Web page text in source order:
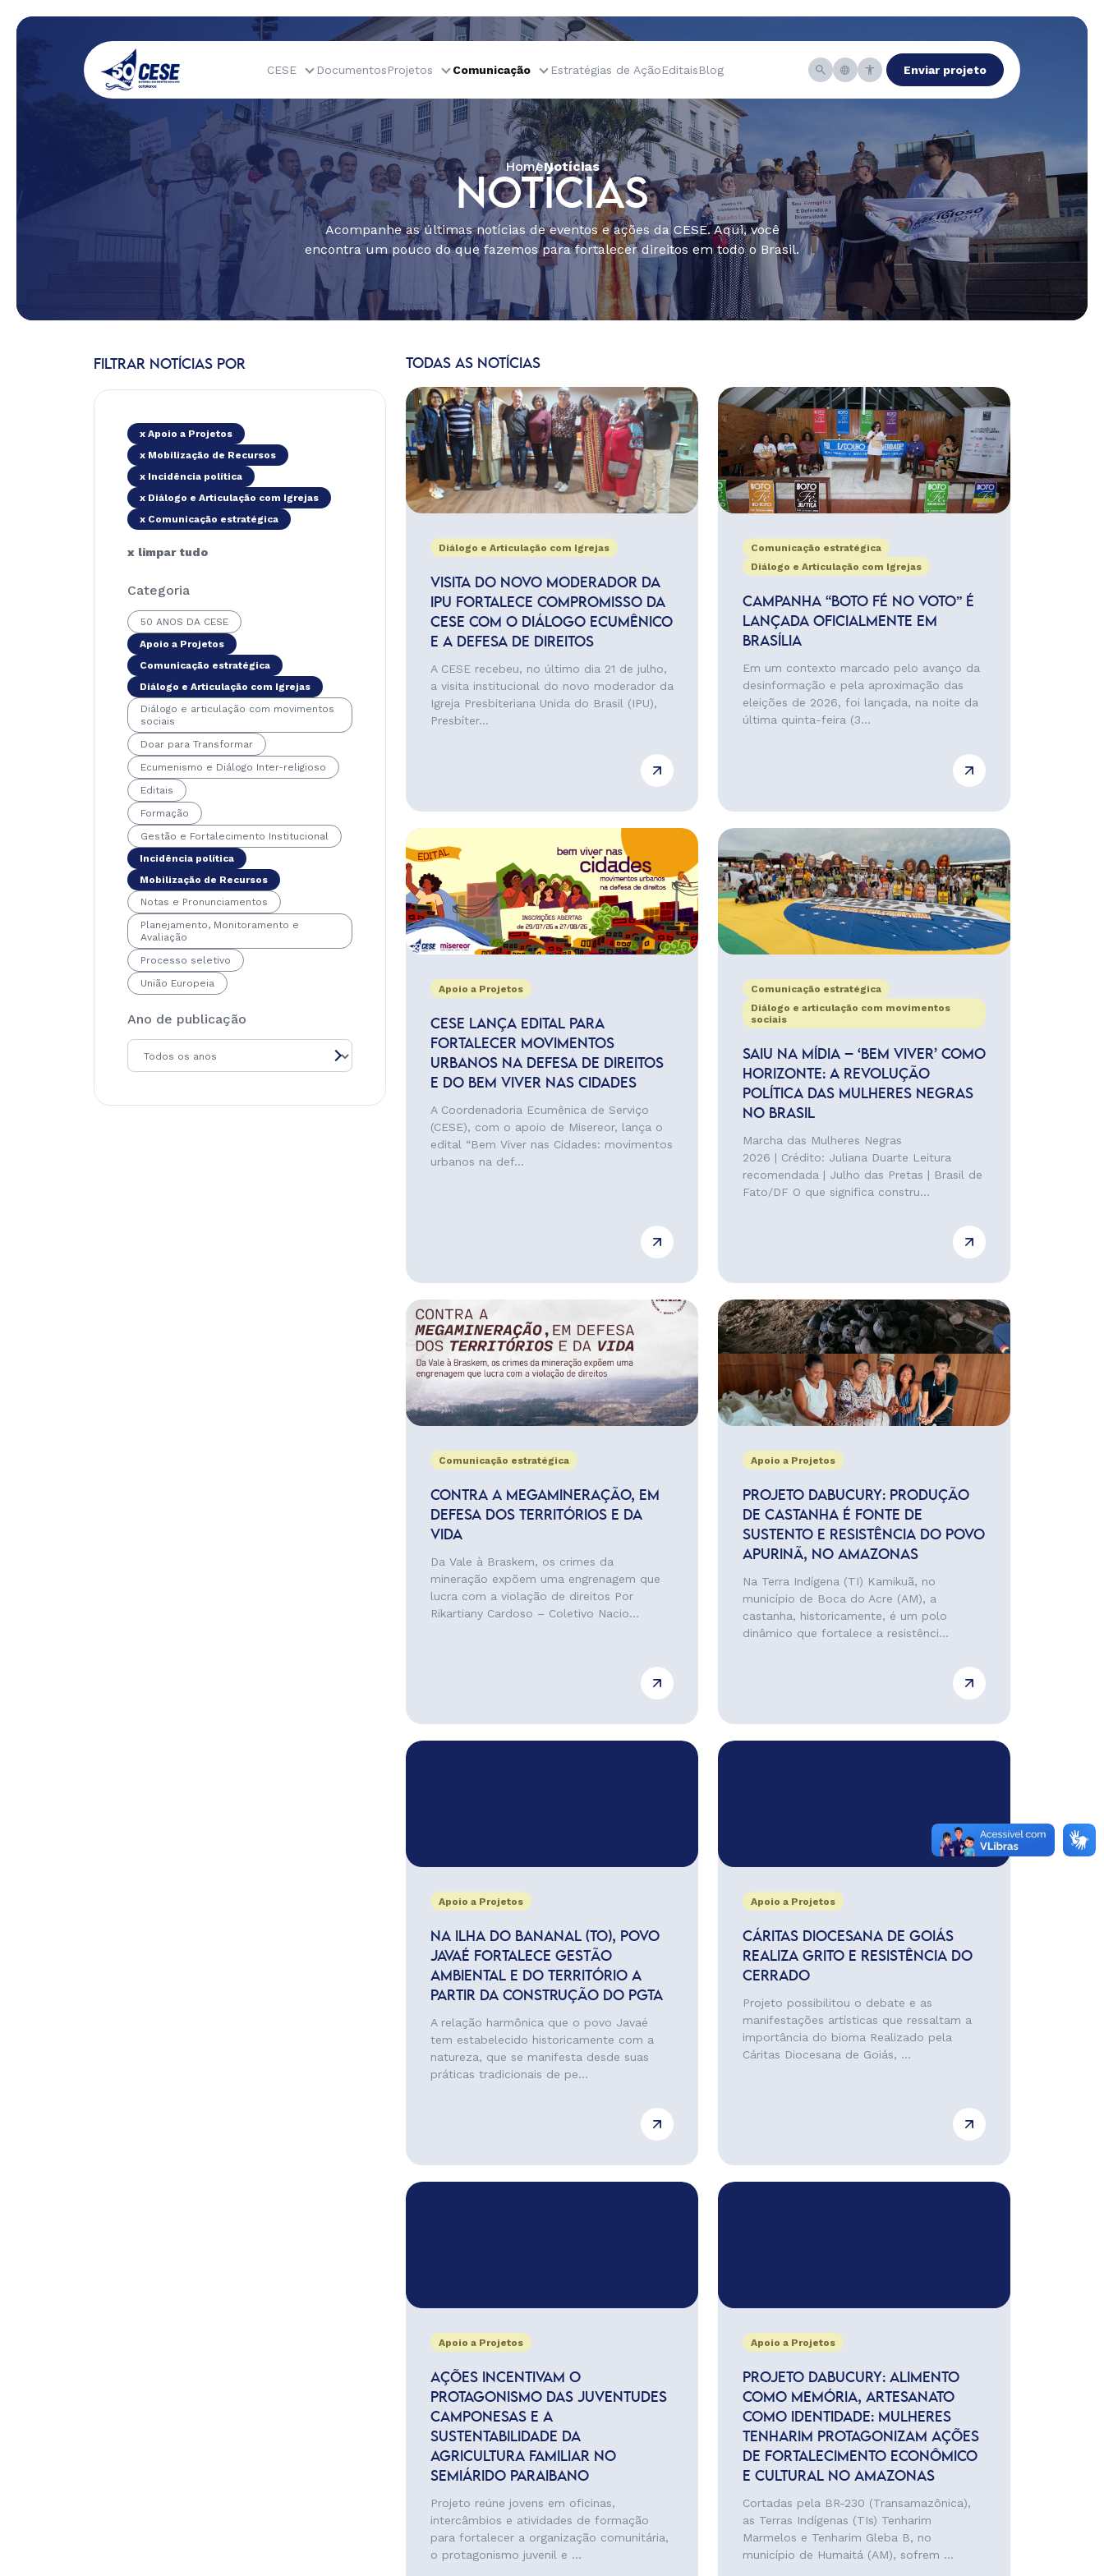
CESE DocumentosProjetos Comunicação Estratégias de AçãoEditaisBlog Enviar projeto
HomeNotícias
NOTÍCIAS
Acompanhe as últimas notícias de eventos e ações da CESE. Aqui, você
encontra um pouco do que fazemos para fortalecer direitos em todo o Brasil.
FILTRAR NOTÍCIAS POR
x Apoio a Projetos
x Mobilização de Recursos
x Incidência política
x Diálogo e Articulação com Igrejas
x Comunicação estratégica
x limpar tudo
Categoria
50 ANOS DA CESE
Apoio a Projetos
Comunicação estratégica
Diálogo e Articulação com Igrejas
Diálogo e articulação com movimentos
sociais
Doar para Transformar
Ecumenismo e Diálogo Inter-religioso
Editais
Formação
Gestão e Fortalecimento Institucional
Incidência política
Mobilização de Recursos
Notas e Pronunciamentos
Planejamento, Monitoramento e
Avaliação
Processo seletivo
União Europeia
Ano de publicação
TODAS AS NOTÍCIAS
Diálogo e Articulação com Igrejas
VISITA DO NOVO MODERADOR DA
IPU FORTALECE COMPROMISSO DA
CESE COM O DIÁLOGO ECUMÊNICO
E A DEFESA DE DIREITOS
A CESE recebeu, no último dia 21 de julho,
a visita institucional do novo moderador da
Igreja Presbiteriana Unida do Brasil (IPU),
Presbíter...
Comunicação estratégica
Diálogo e Articulação com Igrejas
CAMPANHA “BOTO FÉ NO VOTO” É
LANÇADA OFICIALMENTE EM
BRASÍLIA
Em um contexto marcado pelo avanço da
desinformação e pela aproximação das
eleições de 2026, foi lançada, na noite da
última quinta-feira (3...
Apoio a Projetos
CESE LANÇA EDITAL PARA
FORTALECER MOVIMENTOS
URBANOS NA DEFESA DE DIREITOS
E DO BEM VIVER NAS CIDADES
A Coordenadoria Ecumênica de Serviço
(CESE), com o apoio de Misereor, lança o
edital “Bem Viver nas Cidades: movimentos
urbanos na def...
Comunicação estratégica
Diálogo e articulação com movimentos
sociais
SAIU NA MÍDIA – ‘BEM VIVER’ COMO
HORIZONTE: A REVOLUÇÃO
POLÍTICA DAS MULHERES NEGRAS
NO BRASIL
Marcha das Mulheres Negras
2026 | Crédito: Juliana Duarte Leitura
recomendada | Julho das Pretas | Brasil de
Fato/DF O que significa constru...
Comunicação estratégica
CONTRA A MEGAMINERAÇÃO, EM
DEFESA DOS TERRITÓRIOS E DA
VIDA
Da Vale à Braskem, os crimes da
mineração expõem uma engrenagem que
lucra com a violação de direitos Por
Rikartiany Cardoso – Coletivo Nacio...
Apoio a Projetos
PROJETO DABUCURY: PRODUÇÃO
DE CASTANHA É FONTE DE
SUSTENTO E RESISTÊNCIA DO POVO
APURINÃ, NO AMAZONAS
Na Terra Indígena (TI) Kamikuã, no
município de Boca do Acre (AM), a
castanha, historicamente, é um polo
dinâmico que fortalece a resistênci...
Apoio a Projetos
NA ILHA DO BANANAL (TO), POVO
JAVAÉ FORTALECE GESTÃO
AMBIENTAL E DO TERRITÓRIO A
PARTIR DA CONSTRUÇÃO DO PGTA
A relação harmônica que o povo Javaé
tem estabelecido historicamente com a
natureza, que se manifesta desde suas
práticas tradicionais de pe...
Apoio a Projetos
CÁRITAS DIOCESANA DE GOIÁS
REALIZA GRITO E RESISTÊNCIA DO
CERRADO
Projeto possibilitou o debate e as
manifestações artísticas que ressaltam a
importância do bioma Realizado pela
Cáritas Diocesana de Goiás, ...
Apoio a Projetos
AÇÕES INCENTIVAM O
PROTAGONISMO DAS JUVENTUDES
CAMPONESAS E A
SUSTENTABILIDADE DA
AGRICULTURA FAMILIAR NO
SEMIÁRIDO PARAIBANO
Projeto reúne jovens em oficinas,
intercâmbios e atividades de formação
para fortalecer a organização comunitária,
o protagonismo juvenil e ...
Apoio a Projetos
PROJETO DABUCURY: ALIMENTO
COMO MEMÓRIA, ARTESANATO
COMO IDENTIDADE: MULHERES
TENHARIM PROTAGONIZAM AÇÕES
DE FORTALECIMENTO ECONÔMICO
E CULTURAL NO AMAZONAS
Cortadas pela BR-230 (Transamazônica),
as Terras Indígenas (TIs) Tenharim
Marmelos e Tenharim Gleba B, no
município de Humaitá (AM), sofrem ...